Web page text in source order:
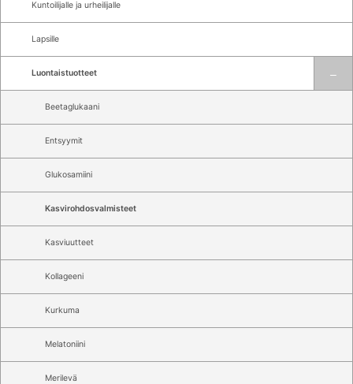
Kuntoilijalle ja urheilijalle
Lapsille
Luontaistuotteet
Beetaglukaani
Entsyymit
Glukosamiini
Kasvirohdosvalmisteet
Kasviuutteet
Kollageeni
Kurkuma
Melatoniini
Merilevä